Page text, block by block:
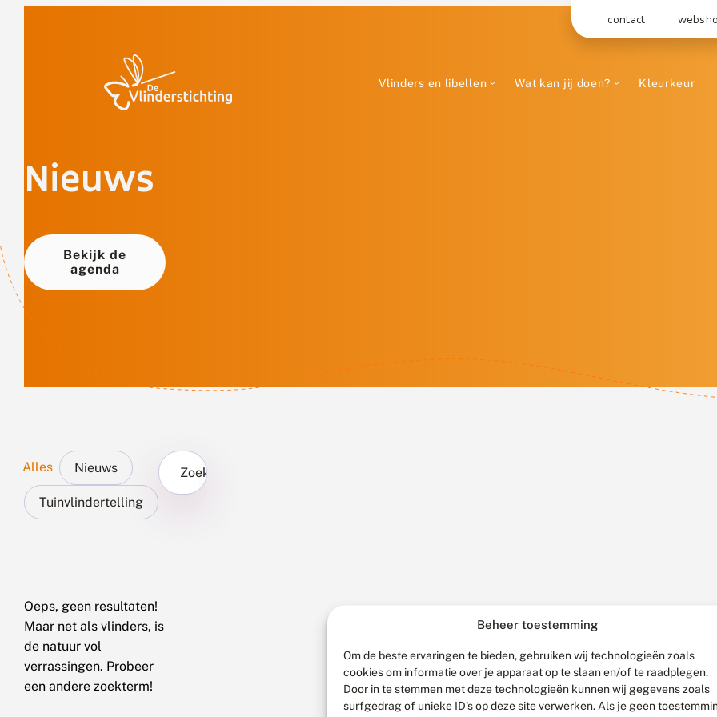
Beheer toestemming
Om de beste ervaringen te bieden, gebruiken wij technologieën zoals
cookies om informatie over je apparaat op te slaan en/of te raadplegen.
Door in te stemmen met deze technologieën kunnen wij gegevens zoals
surfgedrag of unieke ID's op deze site verwerken. Als je geen
contact
Vlinders en libellen Wat kan jij doen? Kleurkeur
Nieuws
Bekijk de
agenda
Alles Nieuws
Tuinvlindertelling
Zoek...
Oeps, geen resultaten!
Maar net als vlinders, is
de natuur vol
verrassingen. Probeer
een andere zoekterm!